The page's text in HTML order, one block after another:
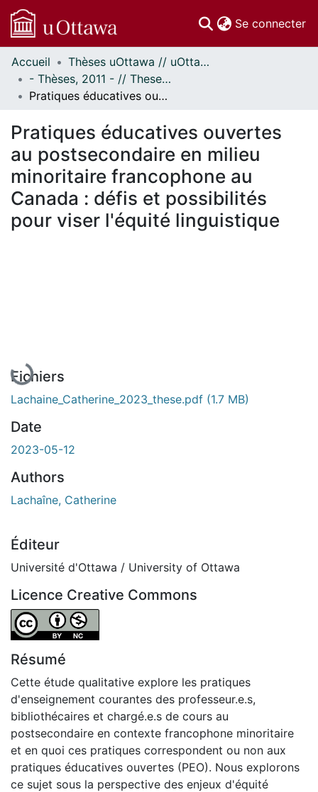
Se connecter
Communautés
et collections
Parcourir
À propos
Accueil
Thèses uOttawa // uOttawa Theses
- Thèses, 2011 - // Theses, 2011 -
Pratiques éducatives ouvertes au postsecondaire en milieu minoritaire francophone au Canada : défis et possibilités pour viser l'équité linguistique
Pratiques éducatives ouvertes
au postsecondaire en milieu
minoritaire francophone au
Canada : défis et possibilités
pour viser l'équité linguistique
En cours de chargement...
Fichiers
Lachaine_Catherine_2023_these.pdf (1.7 MB)
Date
2023-05-12
Authors
Lachaîne, Catherine
Éditeur
Université d'Ottawa / University of Ottawa
Licence Creative Commons
Attribution-NonCommercial 4.0 International
Résumé
Cette étude qualitative explore les pratiques
d'enseignement courantes des professeur.e.s,
bibliothécaires et chargé.e.s de cours au
postsecondaire en contexte francophone minoritaire
et en quoi ces pratiques correspondent ou non aux
pratiques éducatives ouvertes (PEO). Nous explorons
ce sujet sous la perspective des enjeux d'équité